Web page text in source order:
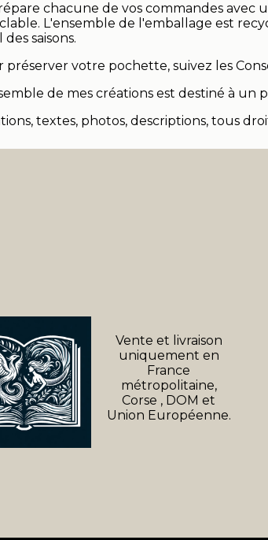
chacune de vos commandes
L'ensemble de l'emballage est
saisons.
préserver votre pochette, suivez les
de mes créations est destiné à un
textes, photos, descriptions, tous
Vente et livraison
uniquement en
France
métropolitaine,
Corse , DOM et
Union Européenne.